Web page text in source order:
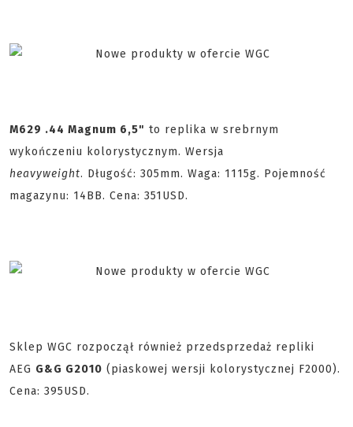
M629 .44 Magnum 6,5" to replika w srebrnym
wykończeniu kolorystycznym. Wersja
heavyweight. Długość: 305mm. Waga: 1115g. Pojemność
magazynu: 14BB. Cena: 351USD.
Sklep WGC rozpoczął również przedsprzedaż repliki
AEG G&G G2010 (piaskowej wersji kolorystycznej F2000).
Cena: 395USD.